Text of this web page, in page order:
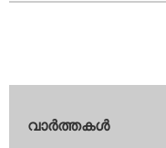
വാര്‍ത്തകള്‍